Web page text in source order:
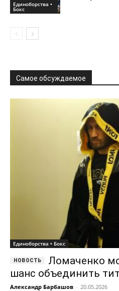
Единоборства •
Бокс
Самое обсуждаемое
Единоборства • Бокс
Ломаченко
шанс объединить
Александр Барбашов - 20.05.2026